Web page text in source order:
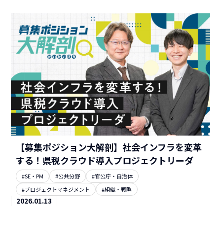
【募集ポジション大解剖】社会インフラを変革
する！県税クラウド導入プロジェクトリーダ
#SE・PM #公共分野
#官公庁・自治体
#プロジェクトマネジメント
#組織・戦略
2026.01.13